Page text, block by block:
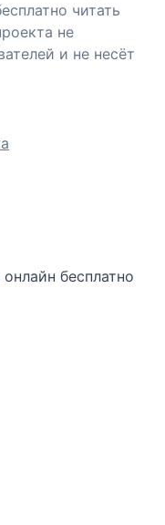
читать
не
и не несёт
бесплатно